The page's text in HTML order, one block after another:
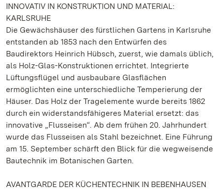
INNOVATIV IN KONSTRUKTION UND MATERIAL:
KARLSRUHE
Die Gewächshäuser des fürstlichen Gartens in Karlsruhe
entstanden ab 1853 nach den Entwürfen des
Baudirektors Heinrich Hübsch, zuerst, wie damals üblich,
als Holz-Glas-Konstruktionen errichtet. Integrierte
Lüftungsflügel und ausbaubare Glasflächen
ermöglichten eine unterschiedliche Temperierung der
Häuser. Das Holz der Tragelemente wurde bereits 1862
durch ein widerstandsfähigeres Material ersetzt: das
innovative „Flusseisen“. Ab dem frühen 20. Jahrhundert
wurde das Flusseisen als Stahl bezeichnet. Eine Führung
am 15. September schärft den Blick für die wegweisende
Bautechnik im Botanischen Garten.
AVANTGARDE DER KÜCHENTECHNIK IN BEBENHAUSEN